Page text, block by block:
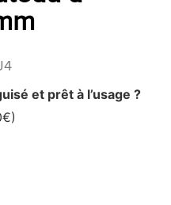
et prêt à l’usage ?
€)